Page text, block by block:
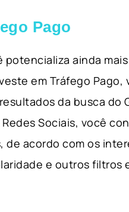
Pago
potencializa ainda
em Tráfego Pago,
da busca do
Sociais, você
acordo com os
e outros filtros